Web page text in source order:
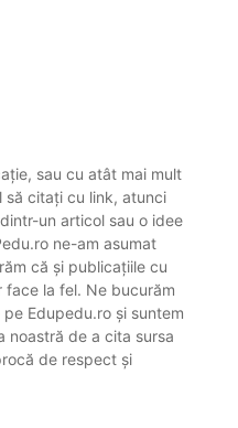
sau cu atât mai mult
citați cu link, atunci
un articol sau o idee
ne-am asumat
că și publicațiile cu
face la fel. Ne bucurăm
Edupedu.ro și suntem
noastră de a cita sursa
de respect și